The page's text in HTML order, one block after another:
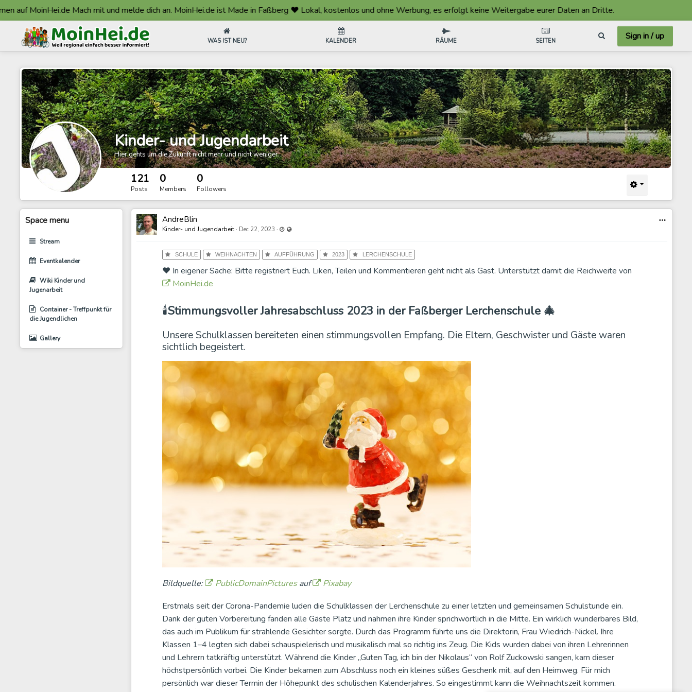
Mach mit und melde dich an. MoinHei.de ist Made in Faßberg ❤️ Lokal, kostenlos und ohne Werbung, es erfolgt keine Weitergabe eurer Daten an Dritte.
WAS IST NEU? KALENDER RÄUME SEITEN Sign in / up
Kinder- und Jugendarbeit
Hier gehts um die Zukunft nicht mehr und nicht weniger.
121
Posts
0
Members
0
Followers
Spacemenu
Stream
Eventkalender
Wiki Kinder und
Jugenarbeit
Container - Treffpunkt für
die Jugendlichen
Gallery
AndreBlin
Kinder- und Jugendarbeit · Dec 22, 2023 · Last updated Jan 13, 2024 - 1:46 PM
SCHULE WEIHNACHTEN AUFFÜHRUNG 2023 LERCHENSCHULE
❤️ In eigener Sache: Bitte registriert Euch. Liken, Teilen und Kommentieren geht nicht als Gast. Unterstützt damit die Reichweite von
MoinHei.de
🕯️Stimmungsvoller Jahresabschluss 2023 in der Faßberger Lerchenschule 🎄
Unsere Schulklassen bereiteten einen stimmungsvollen Empfang. Die Eltern, Geschwister und Gäste waren
sichtlich begeistert.
Bildquelle: PublicDomainPicturesauf Pixabay
Erstmals seit der Corona-Pandemie luden die Schulklassen der Lerchenschule zu einer letzten und gemeinsamen Schulstunde ein.
Dank der guten Vorbereitung fanden alle Gäste Platz und nahmen ihre Kinder sprichwörtlich in die Mitte. Ein wirklich wunderbares Bild,
das auch im Publikum für strahlende Gesichter sorgte. Durch das Programm führte uns die Direktorin, Frau Wiedrich-Nickel. Ihre
Klassen 1–4 legten sich dabei schauspielerisch und musikalisch mal so richtig ins Zeug. Die Kids wurden dabei von ihren Lehrerinnen
und Lehrern tatkräftig unterstützt. Während die Kinder „Guten Tag, ich bin der Nikolaus“ von Rolf Zuckowski sangen, kam dieser
höchstpersönlich vorbei. Die Kinder bekamen zum Abschluss noch ein kleines süßes Geschenk mit, auf den Heimweg. Für mich
persönlich war dieser Termin der Höhepunkt des schulischen Kalenderjahres. So eingestimmt kann die Weihnachtszeit kommen.